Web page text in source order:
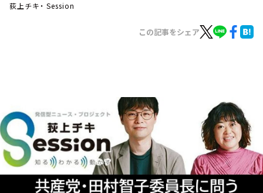
イベント・グッズ
YouTube
会社情報
荻上チキ・ Session
この記事をシェア